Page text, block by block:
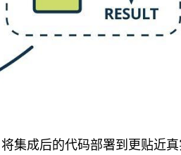
集成后的代码部署到更贴近